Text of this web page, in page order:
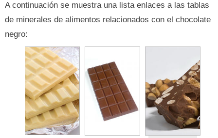
A continuación se muestra una lista enlaces a las tablas
de minerales de alimentos relacionados con el chocolate
negro: